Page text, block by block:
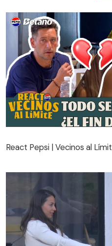
React Pepsi | Vecinos al